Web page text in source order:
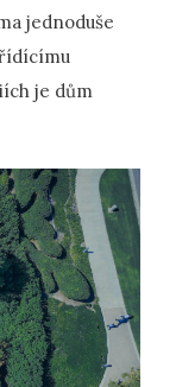
jednoduše
je dům